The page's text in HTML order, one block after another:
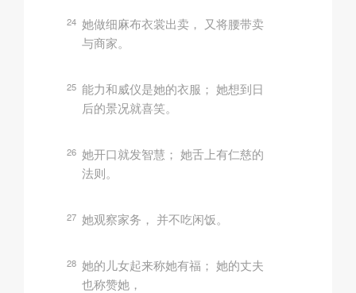
24 她做细麻布衣裳出卖， 又将腰带卖
与商家。
25 能力和威仪是她的衣服； 她想到日
后的景况就喜笑。
26 她开口就发智慧； 她舌上有仁慈的
法则。
27 她观察家务， 并不吃闲饭。
28 她的儿女起来称她有福； 她的丈夫
也称赞她，